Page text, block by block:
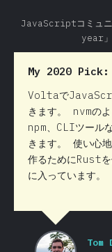
JavaScriptコミュ
year」
My 2020 Pick:
Voltaで
きます。 nvmのよ
npm、CLIツール
きます。 使い心
作るためにRustを
に入っています。
Tom